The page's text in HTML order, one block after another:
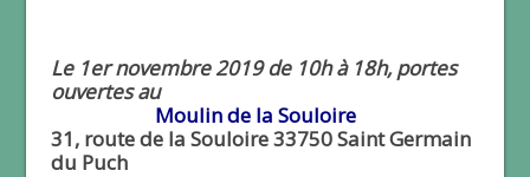
Le 1er novembre 2019 de 10h à 18h, portes
ouvertes au
Moulin de la Souloire
31, route de la Souloire 33750 Saint Germain
du Puch